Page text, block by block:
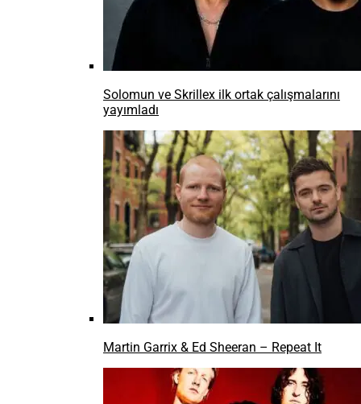
Solomun ve Skrillex ilk ortak çalışmalarını
yayımladı
Martin Garrix & Ed Sheeran – Repeat It